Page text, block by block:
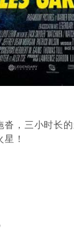
沓，三小时长
！